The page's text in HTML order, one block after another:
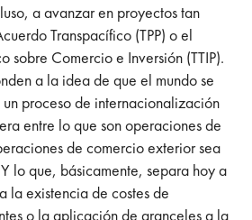
a avanzar en proyectos tan
Transpacífico (TPP) o el
sobre Comercio e Inversión (TTIP).
a la idea de que el mundo se
proceso de internacionalización
entre lo que son operaciones de
de comercio exterior sea
lo que, básicamente, separa hoy a
la existencia de costes de
o la aplicación de aranceles a la